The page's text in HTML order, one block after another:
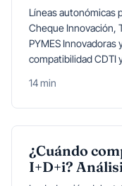
Líneas autonómicas
Cheque Innovación,
PYMES
compatibilidad CDTI
14 min
¿Cuándo
I+D+i?